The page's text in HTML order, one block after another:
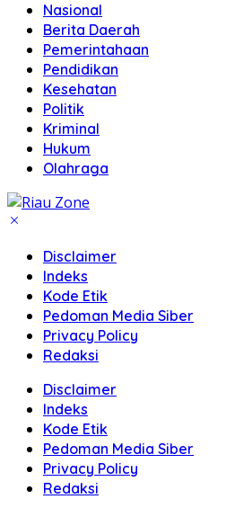
Nasional
Berita Daerah
Pemerintahaan
Pendidikan
Kesehatan
Politik
Kriminal
Hukum
Olahraga
Disclaimer
Indeks
Kode Etik
Pedoman Media Siber
Privacy Policy
Redaksi
Disclaimer
Indeks
Kode Etik
Pedoman Media Siber
Privacy Policy
Redaksi